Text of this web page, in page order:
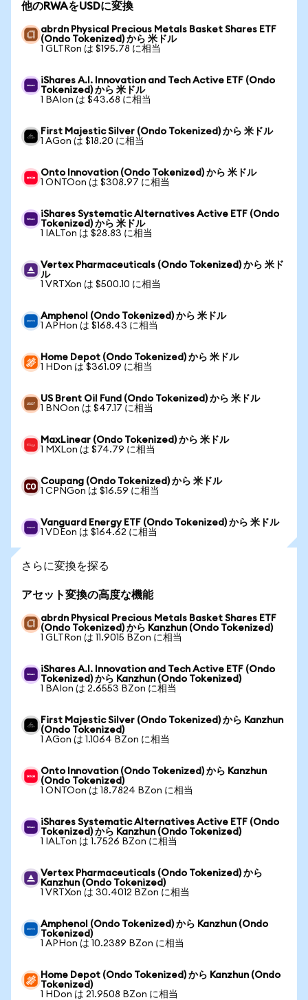
他のRWAをUSDに変換
abrdn Physical Precious Metals Basket Shares ETF
(Ondo Tokenized) から 米ドル
1 GLTRon は $195.78 に相当
iShares A.I. Innovation and Tech Active ETF (Ondo
Tokenized) から 米ドル
1 BAIon は $43.68 に相当
First Majestic Silver (Ondo Tokenized) から 米ドル
1 AGon は $18.20 に相当
Onto Innovation (Ondo Tokenized) から 米ドル
1 ONTOon は $308.97 に相当
iShares Systematic Alternatives Active ETF (Ondo
Tokenized) から 米ドル
1 IALTon は $28.83 に相当
Vertex Pharmaceuticals (Ondo Tokenized) から 米ド
ル
1 VRTXon は $500.10 に相当
Amphenol (Ondo Tokenized) から 米ドル
1 APHon は $168.43 に相当
Home Depot (Ondo Tokenized) から 米ドル
1 HDon は $361.09 に相当
US Brent Oil Fund (Ondo Tokenized) から 米ドル
1 BNOon は $47.17 に相当
MaxLinear (Ondo Tokenized) から 米ドル
1 MXLon は $74.79 に相当
Coupang (Ondo Tokenized) から 米ドル
1 CPNGon は $16.59 に相当
Vanguard Energy ETF (Ondo Tokenized) から 米ドル
1 VDEon は $164.62 に相当
さらに変換を探る
アセット変換の高度な機能
abrdn Physical Precious Metals Basket Shares ETF
(Ondo Tokenized) から Kanzhun (Ondo Tokenized)
1 GLTRon は 11.9015 BZon に相当
iShares A.I. Innovation and Tech Active ETF (Ondo
Tokenized) から Kanzhun (Ondo Tokenized)
1 BAIon は 2.6553 BZon に相当
First Majestic Silver (Ondo Tokenized) から Kanzhun
(Ondo Tokenized)
1 AGon は 1.1064 BZon に相当
Onto Innovation (Ondo Tokenized) から Kanzhun
(Ondo Tokenized)
1 ONTOon は 18.7824 BZon に相当
iShares Systematic Alternatives Active ETF (Ondo
Tokenized) から Kanzhun (Ondo Tokenized)
1 IALTon は 1.7526 BZon に相当
Vertex Pharmaceuticals (Ondo Tokenized) から
Kanzhun (Ondo Tokenized)
1 VRTXon は 30.4012 BZon に相当
Amphenol (Ondo Tokenized) から Kanzhun (Ondo
Tokenized)
1 APHon は 10.2389 BZon に相当
Home Depot (Ondo Tokenized) から Kanzhun (Ondo
Tokenized)
1 HDon は 21.9508 BZon に相当